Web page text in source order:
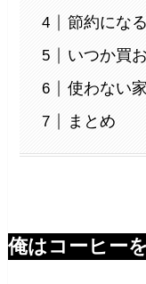
節約にな
いつか買
使わない
まとめ
俺はコーヒー